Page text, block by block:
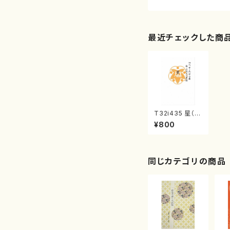
最近チェックした商
T32i435 星（尺
八/大月宗明/楽
譜）都山流公刊
¥800
同じカテゴリの商品